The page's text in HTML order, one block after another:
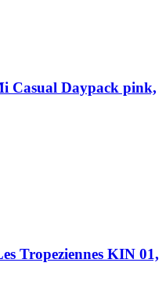
Casual Daypack pink,
Tropeziennes KIN 01,